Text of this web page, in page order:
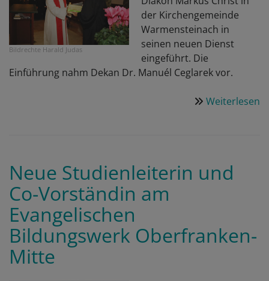
Bildrechte Harald Judas
der Kirchengemeinde
Warmensteinach in
seinen neuen Dienst
eingeführt. Die
Einführung nahm Dekan Dr. Manuél Ceglarek vor.
Weiterlesen
Neue Studienleiterin und
Co-Vorständin am
Evangelischen
Bildungswerk Oberfranken-
Mitte